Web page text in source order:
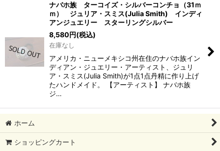
ナバホ族 ターコイズ・シルバーコンチョ（31ｍ
ｍ） ジュリア・スミス(Julia Smith) インディ
アンジュエリー スターリングシルバー
8,580円(税込)
在庫なし
アメリカ・ニューメキシコ州在住のナバホ族イン
ディアン・ジュエリー・アーティスト、ジュリ
ア・スミス(Julia Smith)が1点1点丹精に作り上げ
たハンドメイド。 【アーティスト】 ナバホ族
ジ…
ホーム
ショッピングカート